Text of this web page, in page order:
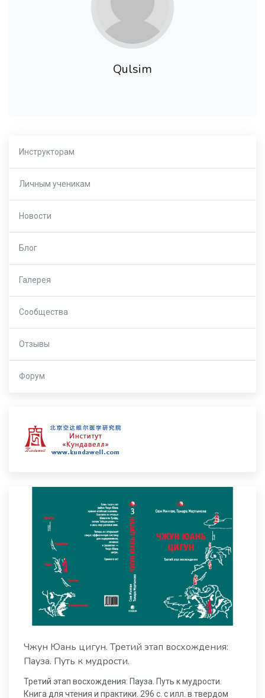
Qulsim
Инструкторам
Личным ученикам
Новости
Блог
Галерея
Сообщества
Отзывы
Форум
Чжун Юань цигун. Третий этап восхождения:
Пауза. Путь к мудрости.
Третий этап восхождения: Пауза. Путь к мудрости.
Книга для чтения и практики. 296 с. с илл. в твердом